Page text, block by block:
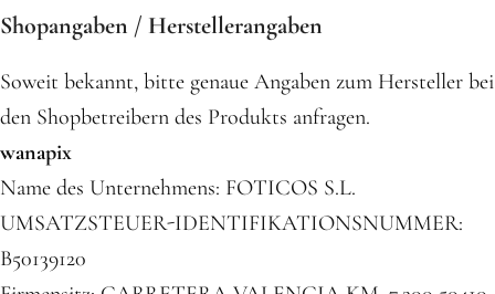
Shopangaben / Herstellerangaben
Soweit bekannt, bitte genaue Angaben zum Hersteller bei
den Shopbetreibern des Produkts anfragen.
wanapix
Name des Unternehmens: FOTICOS S.L.
UMSATZSTEUER-IDENTIFIKATIONSNUMMER:
B50139120